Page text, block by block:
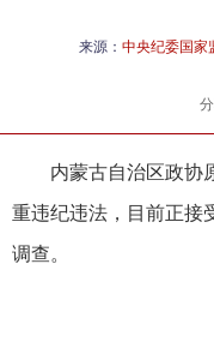
来源： 中央纪委国家
内蒙古自治区政协
重违纪违法，目前正接
调查。